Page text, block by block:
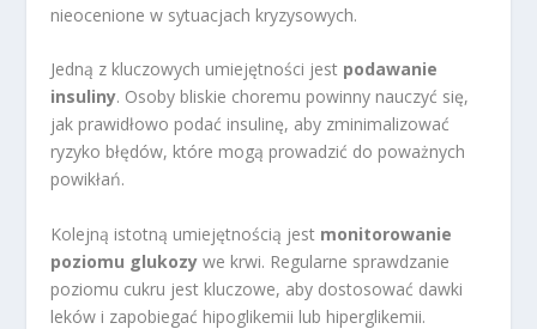
nieocenione w sytuacjach kryzysowych.
Jedną z kluczowych umiejętności jest podawanie
insuliny. Osoby bliskie choremu powinny nauczyć się,
jak prawidłowo podać insulinę, aby zminimalizować
ryzyko błędów, które mogą prowadzić do poważnych
powikłań.
Kolejną istotną umiejętnością jest monitorowanie
poziomu glukozy we krwi. Regularne sprawdzanie
poziomu cukru jest kluczowe, aby dostosować dawki
leków i zapobiegać hipoglikemii lub hiperglikemii.